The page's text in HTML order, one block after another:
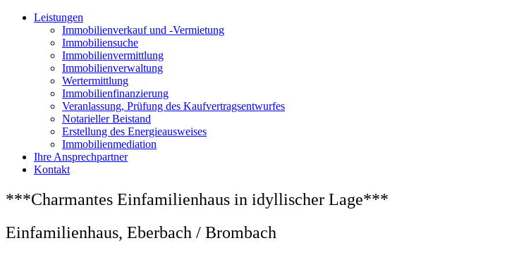
Leistungen
Immobilienverkauf und -Vermietung
Immobiliensuche
Immobilienvermittlung
Immobilienverwaltung
Wertermittlung
Immobilienfinanzierung
Veranlassung, Prüfung des Kaufvertragsentwurfes
Notarieller Beistand
Erstellung des Energieausweises
Immobilienmediation
Ihre Ansprechpartner
Kontakt
***Charmantes Einfamilienhaus in idyllischer Lage***
Einfamilienhaus, Eberbach / Brombach